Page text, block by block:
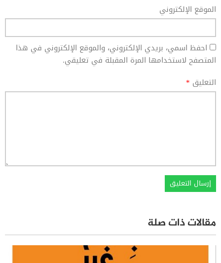
الموقع الإلكتروني
احفظ اسمي، بريدي الإلكتروني، والموقع الإلكتروني في هذا
المتصفح لاستخدامها المرة المقبلة في تعليقي.
التعليق *
مقالات ذات صلة